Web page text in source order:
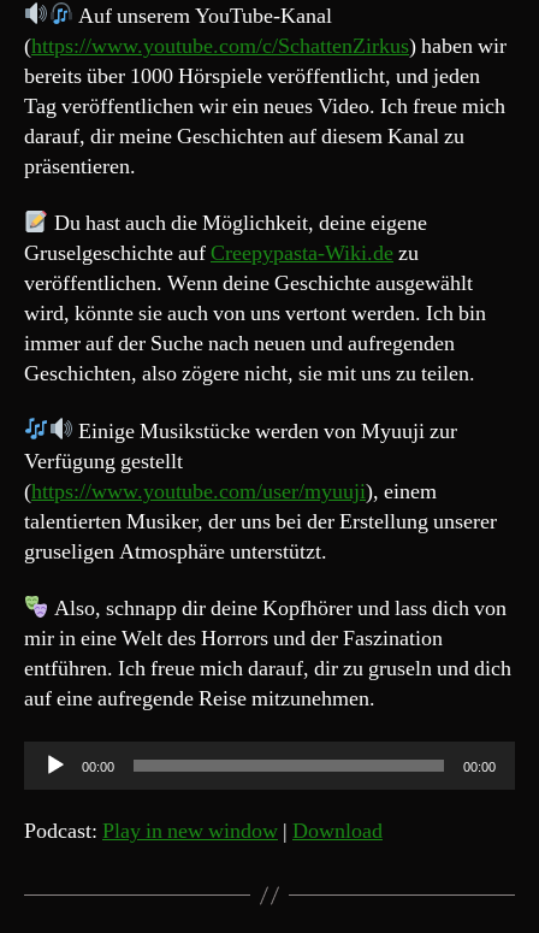
Auf unserem YouTube-Kanal
(https://www.youtube.com/c/SchattenZirkus) haben wir
bereits über 1000 Hörspiele veröffentlicht, und jeden
Tag veröffentlichen wir ein neues Video. Ich freue mich
darauf, dir meine Geschichten auf diesem Kanal zu
präsentieren.
Du hast auch die Möglichkeit, deine eigene
Gruselgeschichte aufCreepypasta-Wiki.dezu
veröffentlichen. Wenn deine Geschichte ausgewählt
wird, könnte sie auch von uns vertont werden. Ich bin
immer auf der Suche nach neuen und aufregenden
Geschichten, also zögere nicht, sie mit uns zu teilen.
Einige Musikstücke werden von Myuuji zur
Verfügung gestellt
(https://www.youtube.com/user/myuuji), einem
talentierten Musiker, der uns bei der Erstellung unserer
gruseligen Atmosphäre unterstützt.
Also, schnapp dir deine Kopfhörer und lass dich von
mir in eine Welt des Horrors und der Faszination
entführen. Ich freue mich darauf, dir zu gruseln und dich
auf eine aufregende Reise mitzunehmen.
u
d
00:00 00:00
Podcast: Play in new window | Download